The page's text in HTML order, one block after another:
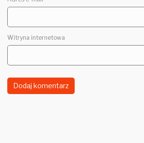
Witryna internetowa